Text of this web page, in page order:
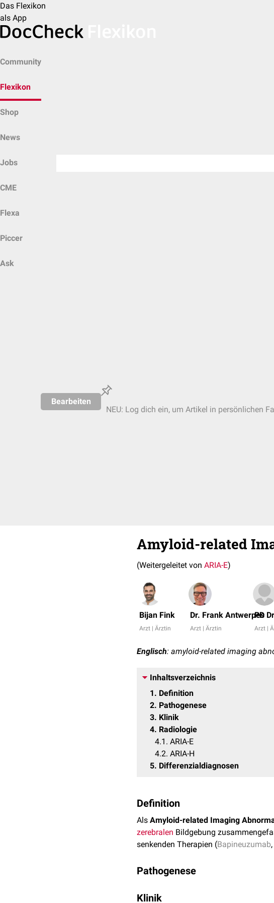
Das Flexikon
als App
Community
Flexikon
Shop
News
Jobs
CME
Flexa
Piccer
Ask
Bearbeiten
NEU: Log dich ein, um Artikel in persönlichen
Amyloid-related
(Weitergeleitet von ARIA-E)
Bijan Fink
Arzt | Ärztin
Dr. Frank Antwerpes
Arzt | Ärztin
PD
Arzt |
Englisch: amyloid-related imaging
Inhaltsverzeichnis
1
Definition
2 Pathogenese
3 Klinik
4 Radiologie
4.1 ARIA-E
4.2 ARIA-H
5 Differenzialdiagnosen
Definition
Als Amyloid-related Imaging
zerebralen Bildgebung
senkenden Therapien (Bapineuzumab,
Pathogenese
der Mobilisierung des zuvor in den
Klinik